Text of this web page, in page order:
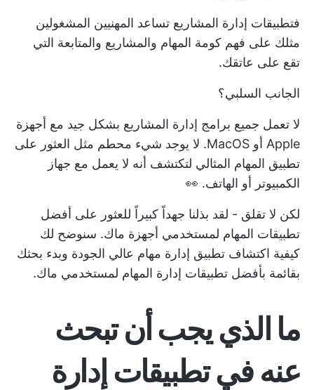
فتطبيقات إدارة المشاريع تساعد المهنيين المشغولين
مثلك على فهم كومة المهام والمشاريع والمتابعة التي
تقع على عاتقك.
الجانب السلبي؟
لا تعمل جميع برامج إدارة المشاريع بشكل جيد مع أجهزة
Apple أو MacOS. لا يوجد شيء محطم مثل العثور على
تطبيق المهام المثالي لتكتشف أنه لا يعمل مع جهاز
الكمبيوتر أو الهاتف. 👀
لكن لا تقلق - لقد بذلنا جهداً كبيراً للعثور على أفضل
تطبيقات المهام لمستخدمي أجهزة ماك. سنوضح لك
كيفية اكتشاف تطبيق إدارة مهام عالي الجودة وبدء بحثك
بقائمة بأفضل تطبيقات إدارة المهام لمستخدمي ماك.
ما الذي يجب أن تبحث
عنه في تطبيقات إدارة